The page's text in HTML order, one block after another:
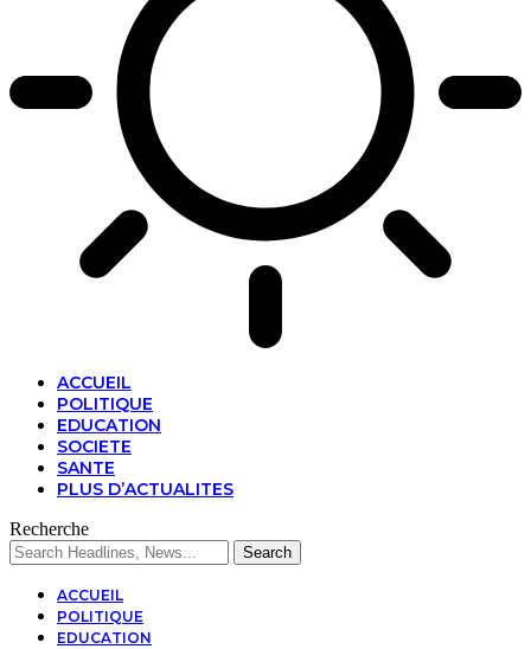
ACCUEIL
POLITIQUE
EDUCATION
SOCIETE
SANTE
PLUS D’ACTUALITES
Recherche
ACCUEIL
POLITIQUE
EDUCATION